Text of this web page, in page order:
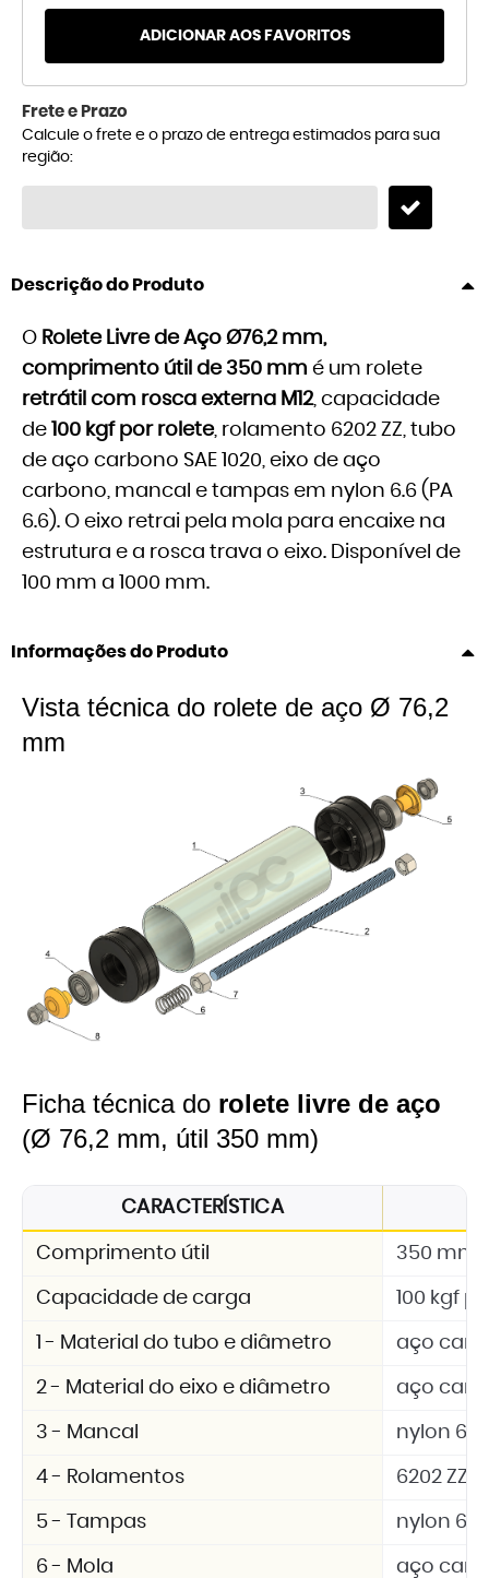
ADICIONAR AOS FAVORITOS
Frete e Prazo
Calcule o frete e o prazo de entrega estimados para sua
região:
Descrição do Produto
O Rolete Livre de Aço Ø76,2 mm,
comprimento útil de 350 mm é um rolete
retrátil com rosca externa M12, capacidade
de 100 kgf por rolete, rolamento 6202 ZZ, tubo
de aço carbono SAE 1020, eixo de aço
carbono, mancal e tampas em nylon 6.6 (PA
6.6). O eixo retrai pela mola para encaixe na
estrutura e a rosca trava o eixo. Disponível de
100 mm a 1000 mm.
Informações do Produto
Vista técnica do rolete de aço Ø 76,2
mm
Ficha técnica do rolete livre de aço
(Ø 76,2 mm, útil 350 mm)
CARACTERÍSTICA
Comprimento útil 350 mm
Capacidade de carga 100 kgf
1 - Material do tubo e diâmetro aço
2 - Material do eixo e diâmetro aço
3 - Mancal nylon 6.6
4 - Rolamentos 6202 ZZ
5 - Tampas nylon 6.6
6 - Mola aço